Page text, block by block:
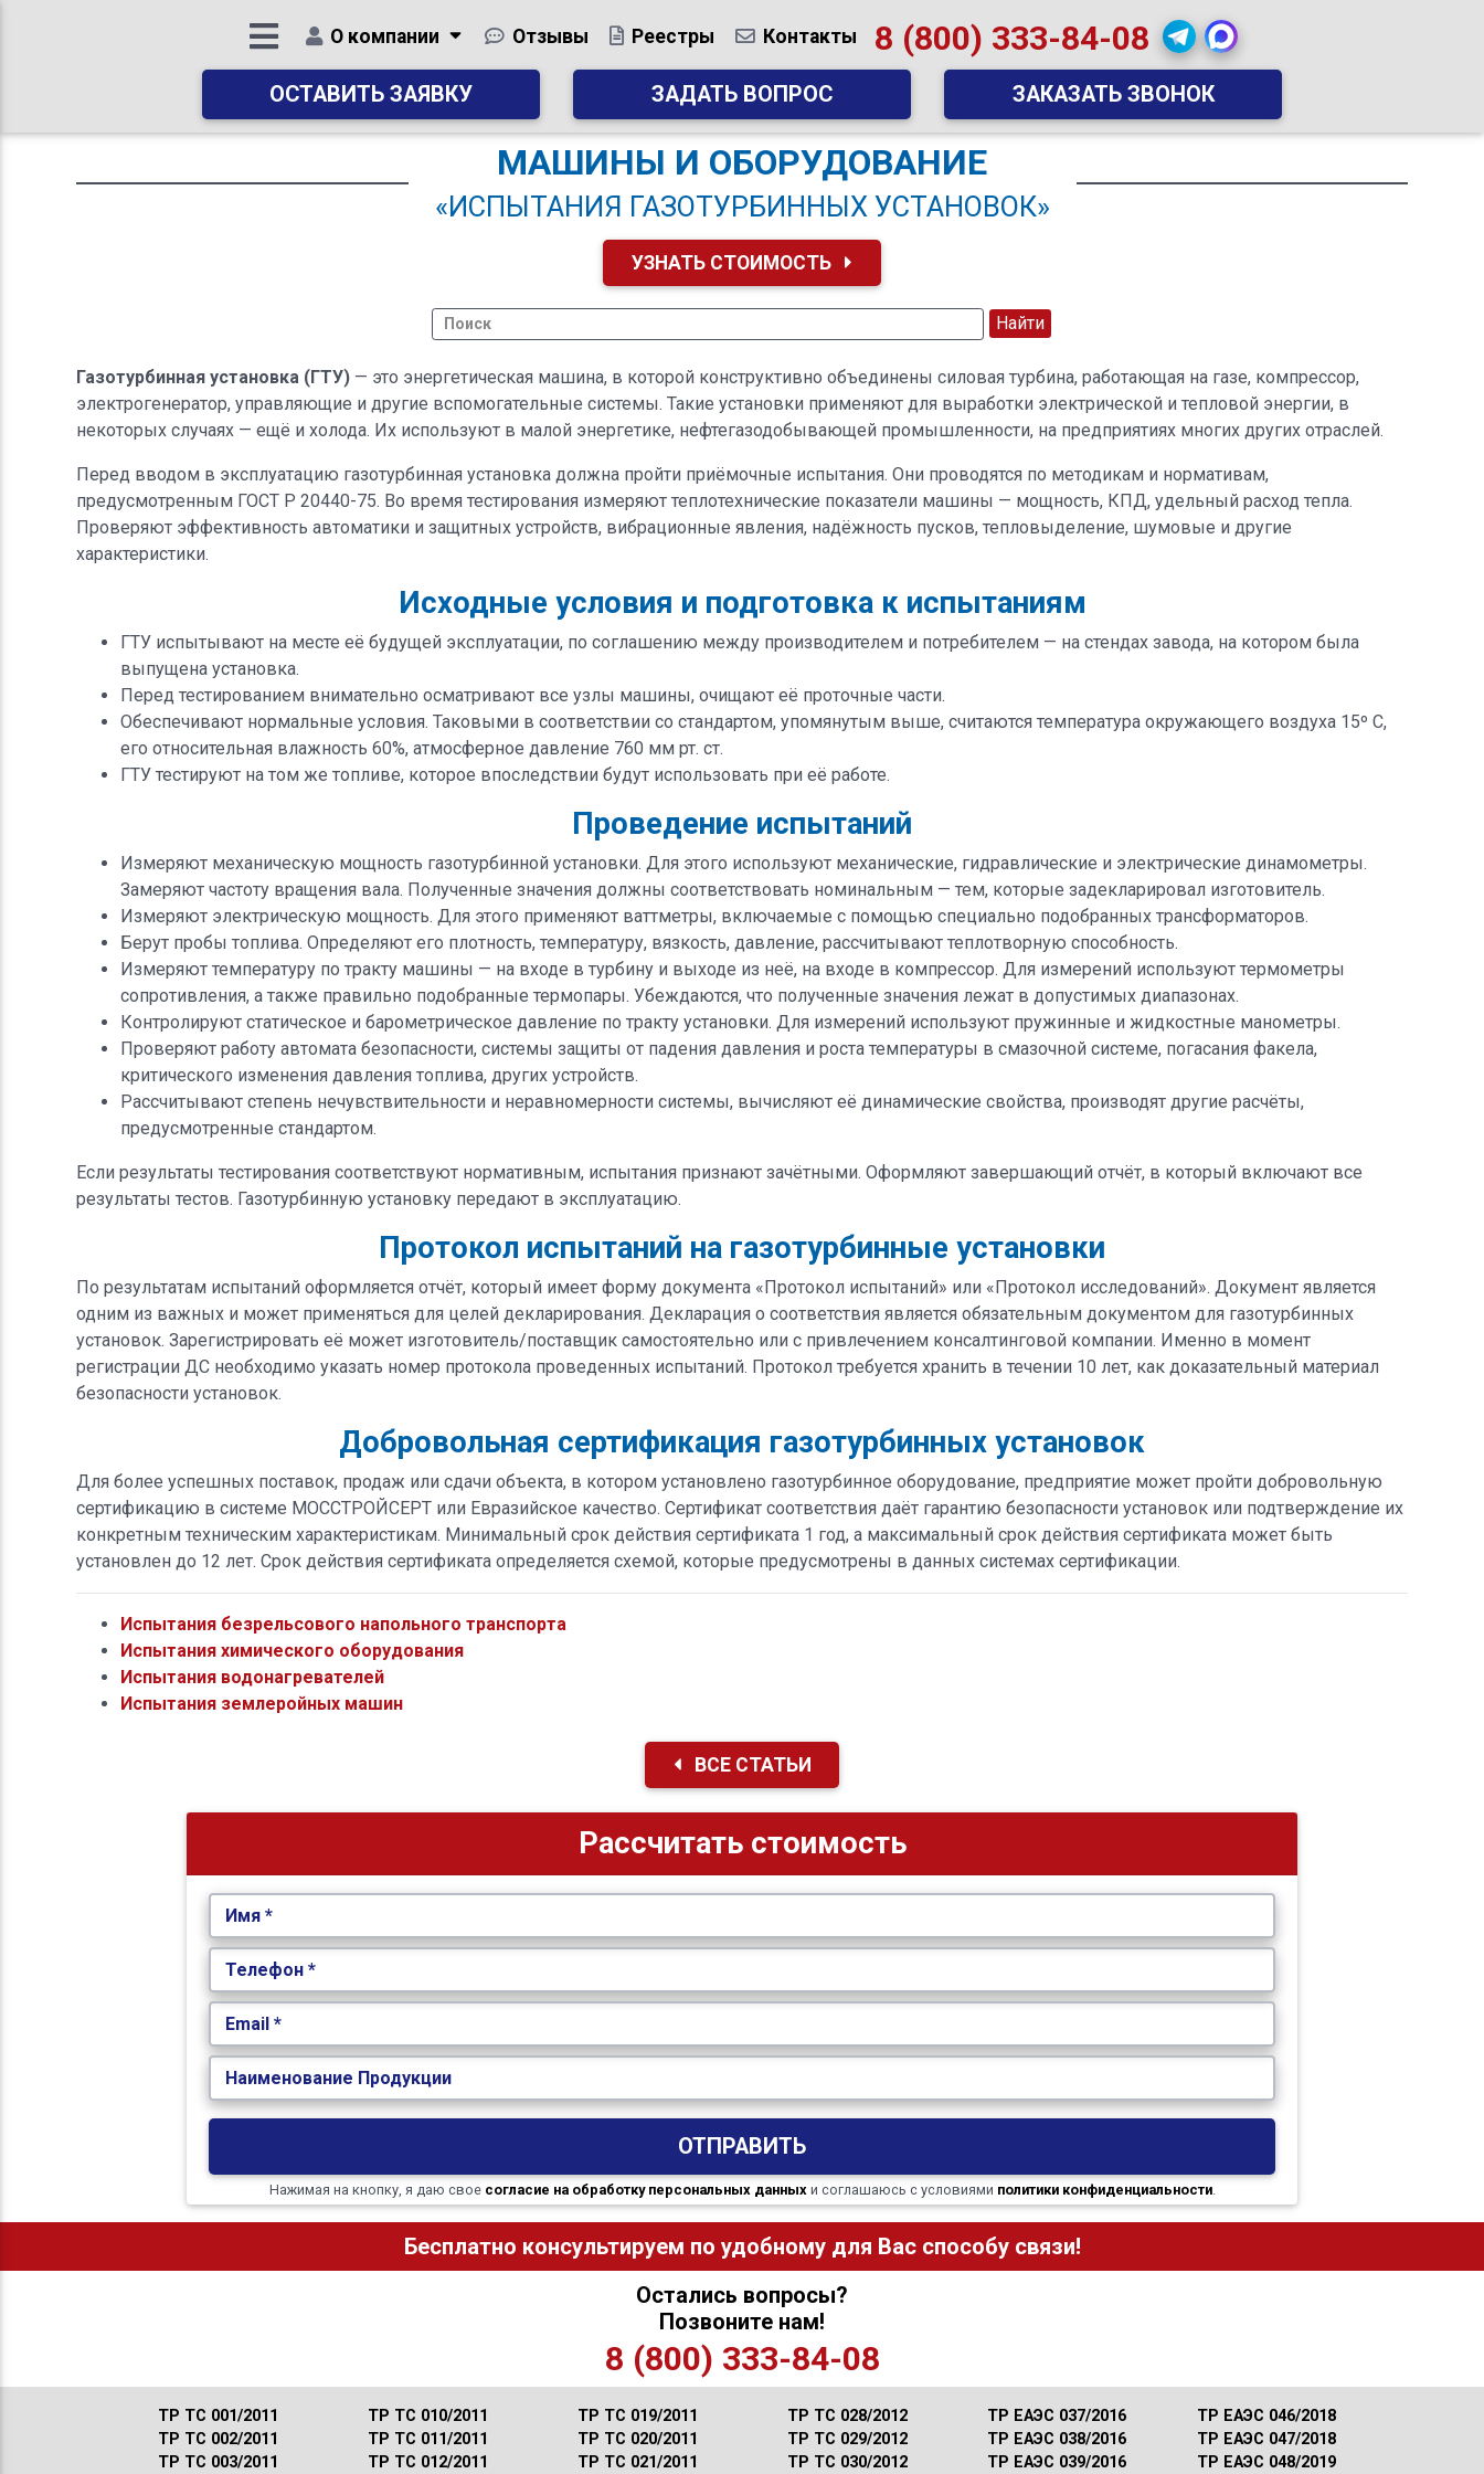
О компании Отзывы Реестры Контакты 8 (800) 333-84-08
ОСТАВИТЬ ЗАЯВКУ ЗАДАТЬ ВОПРОС ЗАКАЗАТЬ ЗВОНОК
МАШИНЫ И ОБОРУДОВАНИЕ
«ИСПЫТАНИЯ ГАЗОТУРБИННЫХ УСТАНОВОК»
УЗНАТЬ СТОИМОСТЬ
Газотурбинная установка (ГТУ)— это энергетическая машина, в которой конструктивно объединены силовая турбина, работающая на газе, компрессор,
электрогенератор, управляющие и другие вспомогательные системы. Такие установки применяют для выработки электрической и тепловой энергии, в
некоторых случаях — ещё и холода. Их используют в малой энергетике, нефтегазодобывающей промышленности, на предприятиях многих других отраслей.
Перед вводом в эксплуатацию газотурбинная установка должна пройти приёмочные испытания. Они проводятся по методикам и нормативам,
предусмотренным ГОСТ Р 20440-75. Во время тестирования измеряют теплотехнические показатели машины — мощность, КПД, удельный расход тепла.
Проверяют эффективность автоматики и защитных устройств, вибрационные явления, надёжность пусков, тепловыделение, шумовые и другие
характеристики.
Исходные условия и подготовка к испытаниям
ГТУ испытывают на месте её будущей эксплуатации, по соглашению между производителем и потребителем — на стендах завода, на котором была
выпущена установка.
Перед тестированием внимательно осматривают все узлы машины, очищают её проточные части.
Обеспечивают нормальные условия. Таковыми в соответствии со стандартом, упомянутым выше, считаются температура окружающего воздуха 15º С,
его относительная влажность 60%, атмосферное давление 760 мм рт. ст.
ГТУ тестируют на том же топливе, которое впоследствии будут использовать при её работе.
Проведение испытаний
Измеряют механическую мощность газотурбинной установки. Для этого используют механические, гидравлические и электрические динамометры.
Замеряют частоту вращения вала. Полученные значения должны соответствовать номинальным — тем, которые задекларировал изготовитель.
Измеряют электрическую мощность. Для этого применяют ваттметры, включаемые с помощью специально подобранных трансформаторов.
Берут пробы топлива. Определяют его плотность, температуру, вязкость, давление, рассчитывают теплотворную способность.
Измеряют температуру по тракту машины — на входе в турбину и выходе из неё, на входе в компрессор. Для измерений используют термометры
сопротивления, а также правильно подобранные термопары. Убеждаются, что полученные значения лежат в допустимых диапазонах.
Контролируют статическое и барометрическое давление по тракту установки. Для измерений используют пружинные и жидкостные манометры.
Проверяют работу автомата безопасности, системы защиты от падения давления и роста температуры в смазочной системе, погасания факела,
критического изменения давления топлива, других устройств.
Рассчитывают степень нечувствительности и неравномерности системы, вычисляют её динамические свойства, производят другие расчёты,
предусмотренные стандартом.
Если результаты тестирования соответствуют нормативным, испытания признают зачётными. Оформляют завершающий отчёт, в который включают все
результаты тестов. Газотурбинную установку передают в эксплуатацию.
Протокол испытаний на газотурбинные установки
По результатам испытаний оформляется отчёт, который имеет форму документа «Протокол испытаний» или «Протокол исследований». Документ является
одним из важных и может применяться для целей декларирования. Декларация о соответствия является обязательным документом для газотурбинных
установок. Зарегистрировать её может изготовитель/поставщик самостоятельно или с привлечением консалтинговой компании. Именно в момент
регистрации ДС необходимо указать номер протокола проведенных испытаний. Протокол требуется хранить в течении 10 лет, как доказательный материал
безопасности установок.
Добровольная сертификация газотурбинных установок
Для более успешных поставок, продаж или сдачи объекта, в котором установлено газотурбинное оборудование, предприятие может пройти добровольную
сертификацию в системе МОССТРОЙСЕРТ или Евразийское качество. Сертификат соответствия даёт гарантию безопасности установок или подтверждение их
конкретным техническим характеристикам. Минимальный срок действия сертификата 1 год, а максимальный срок действия сертификата может быть
установлен до 12 лет. Срок действия сертификата определяется схемой, которые предусмотрены в данных системах сертификации.
Испытания безрельсового напольного транспорта
Испытания химического оборудования
Испытания водонагревателей
Испытания землеройных машин
ВСЕ СТАТЬИ
Рассчитать стоимость
Имя *
Телефон *
Email *
Наименование Продукции
ОТПРАВИТЬ
Нажимая на кнопку, я даю свое согласие на обработку персональных данныхи соглашаюсь с условиями политики конфиденциальности.
Бесплатно консультируем по удобному для Вас способу связи!
Остались вопросы?
Позвоните нам!
8 (800) 333-84-08
ТР ТС 001/2011
ТР ТС 002/2011
ТР ТС 003/2011
ТР ТС 010/2011
ТР ТС 011/2011
ТР ТС 012/2011
ТР ТС 019/2011
ТР ТС 020/2011
ТР ТС 021/2011
ТР ТС 028/2012
ТР ТС 029/2012
ТР ТС 030/2012
ТР ЕАЭС 037/2016
ТР ЕАЭС 038/2016
ТР ЕАЭС 039/2016
ТР ЕАЭС 046/2018
ТР ЕАЭС 047/2018
ТР ЕАЭС 048/2019